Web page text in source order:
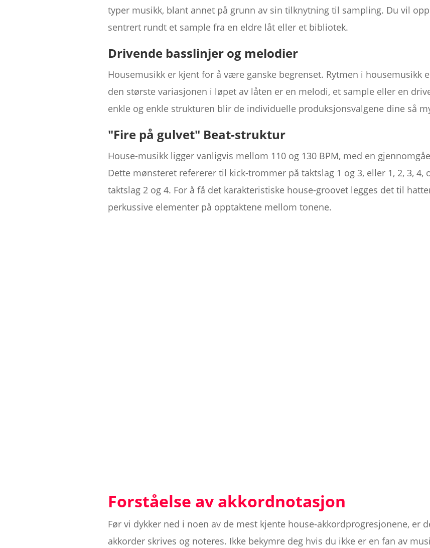
typer musikk, blant annet på grunn av sin tilknytning til sampling. Du vil
sentrert rundt et sample fra en eldre låt eller et bibliotek.
Drivende basslinjer og melodier
Housemusikk er kjent for å være ganske begrenset. Rytmen i housemusikk
den største variasjonen i løpet av låten er en melodi, et sample eller en
enkle og enkle strukturen blir de individuelle produksjonsvalgene dine så
"Fire på gulvet" Beat-struktur
House-musikk ligger vanligvis mellom 110 og 130 BPM, med en
Dette mønsteret refererer til kick-trommer på taktslag 1 og 3, eller 1, 2, 3, 4,
taktslag 2 og 4. For å få det karakteristiske house-groovet legges det til
perkussive elementer på opptaktene mellom tonene.
Forståelse av akkordnotasjon
Før vi dykker ned i noen av de mest kjente house-akkordprogresjonene, er
akkorder skrives og noteres. Ikke bekymre deg hvis du ikke er en fan av